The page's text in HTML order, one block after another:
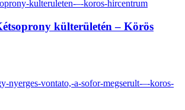
külterületén – Körös